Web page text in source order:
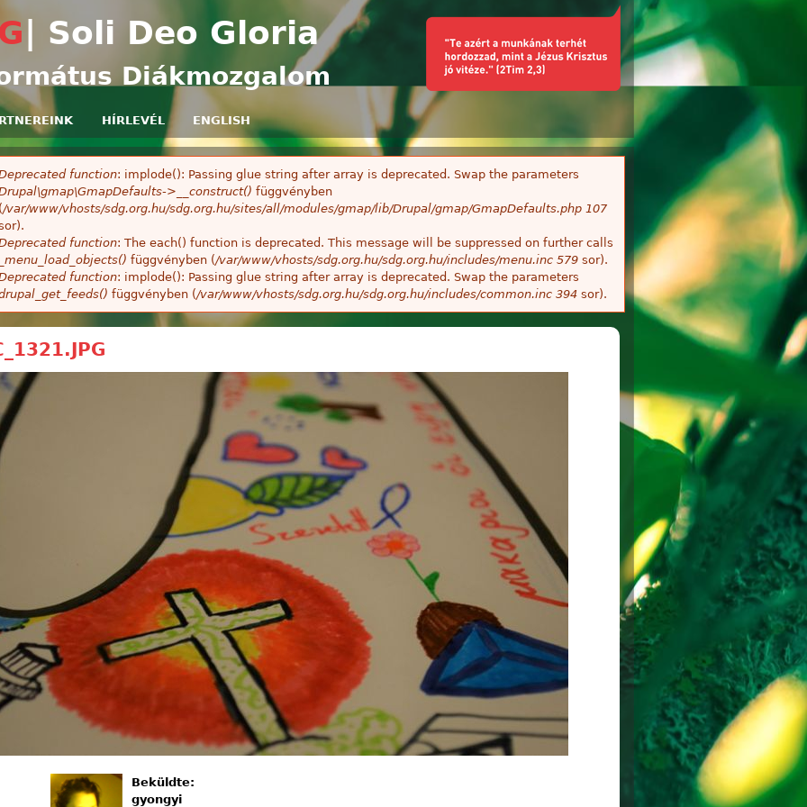
| Soli Deo Gloria
Diákmozgalom
HÍRLEVÉL ENGLISH
function: implode(): Passing glue string after array is deprecated. Swap the parameters
>__construct() függvényben
(/var/www/vhosts/sdg.org.hu/sdg.org.hu/sites/all/modules/gmap/lib/Drupal/gmap/GmapDefaults.php 107
function: The each() function is deprecated. This message will be suppressed on further calls
_menu_load_objects() függvényben (/var/www/vhosts/sdg.org.hu/sdg.org.hu/includes/menu.inc 579 sor).
function: implode(): Passing glue string after array is deprecated. Swap the parameters
függvényben (/var/www/vhosts/sdg.org.hu/sdg.org.hu/includes/common.inc 394 sor).
Beküldte:
gyongyi